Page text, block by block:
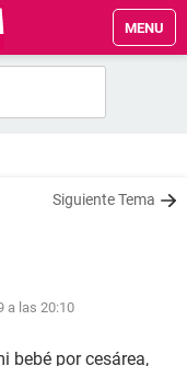
MENU
Siguiente Tema
a las 20:10
bebé por cesárea,